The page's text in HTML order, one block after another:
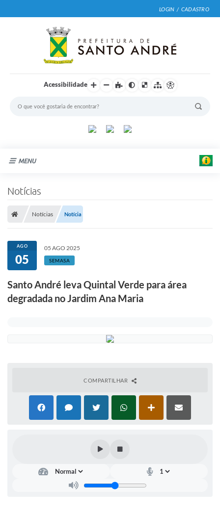
LOGIN / CADASTRO
Acessibilidade
MENU
Portal de Serviços
Transparência
Ônibus
Consultar Processos
Contas Públicas
Fale Conosco
FAQ - Perguntas Frequentes
Legislação
Lei de acesso à informação
Notícias
Notícias Notícia
AGO
05
05 AGO 2025
SEMASA
Santo André leva Quintal Verde para área
degradada no Jardim Ana Maria
COMPARTILHAR